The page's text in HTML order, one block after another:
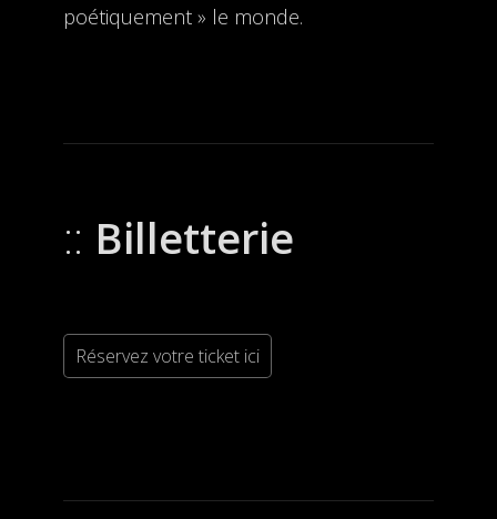
poétiquement » le monde.
Billetterie
Réservez votre ticket ici